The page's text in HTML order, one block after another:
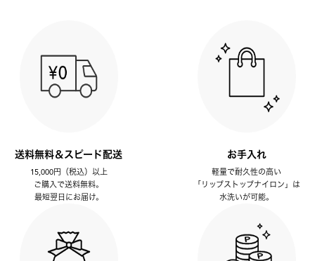
送料無料＆スピード配送
15,000円（税込）以上
ご購入で送料無料。
最短翌日にお届け。
お手入れ
軽量で耐久性の高い
「リップストップナイロン」は
水洗いが可能。